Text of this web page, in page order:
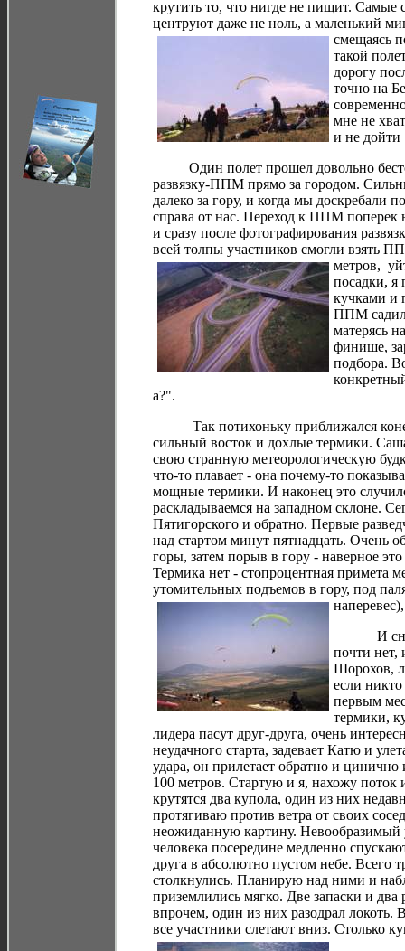
крутить то, что нигде не пищит. Самые
центруют даже не ноль, а маленький
смещаясь
такой
дорогу
точно на
мне не
и не дойти
Один полет прошел довольно
развязку-ППМ прямо за городом.
далеко за гору, и когда мы доскребали
справа от нас. Переход к ППМ поперек
и сразу после фотографирования
всей толпы участников смогли взять
метров,
посадки, я
кучками и
ППМ
матерясь
финише,
подбора.
а?".
Так потихоньку приближался
сильный восток и дохлые термики.
свою странную метеорологическую
что-то плавает - она почему-то
мощные термики. И наконец это
раскладываемся на западном склоне.
Пятигорского и обратно. Первые
над стартом минут пятнадцать. Очень
горы, затем порыв в гору - наверное
Термика нет - стопроцентная примета
утомительных подъемов в гору, под
И снова
почти нет,
Шорохов,
если никто
первым
термики,
лидера пасут друг-друга, очень
неудачного старта, задевает Катю и
удара, он прилетает обратно и
100 метров. Стартую и я, нахожу поток
крутятся два купола, один из них
протягиваю против ветра от своих
неожиданную картину. Невообразимый
человека посередине медленно
друга в абсолютно пустом небе. Всего
столкнулись. Планирую над ними и
приземлились мягко. Две запаски и
впрочем, один из них разодрал локоть.
все участники слетают вниз. Столько